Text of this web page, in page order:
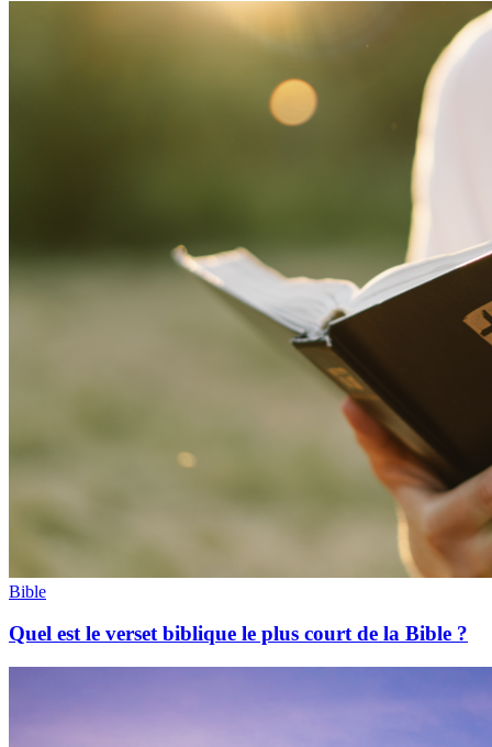
Bible
Quel est le verset biblique le plus court de la Bible ?